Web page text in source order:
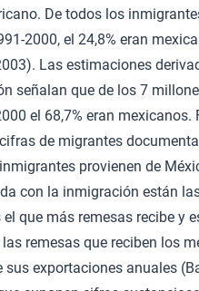
De todos los
2000, el 24,8% eran
Las estimaciones
señalan que de los 7
el 68,7% eran
de migrantes
provienen de
con la inmigración están
que más remesas recibe y
las remesas que reciben los
sus exportaciones anuales